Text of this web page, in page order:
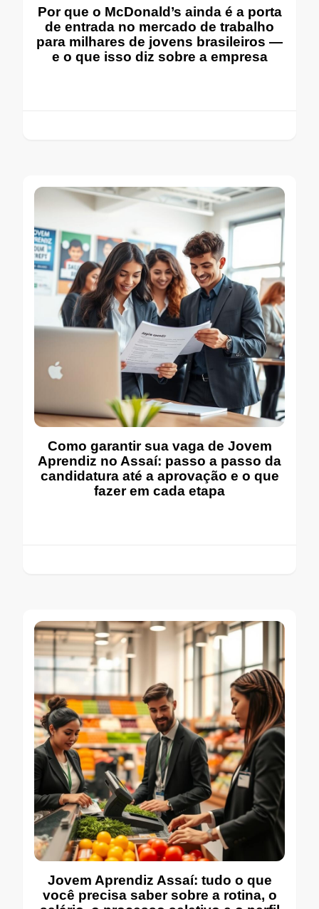
Por que o McDonald’s ainda é a porta
de entrada no mercado de trabalho
para milhares de jovens brasileiros —
e o que isso diz sobre a empresa
Como garantir sua vaga de Jovem
Aprendiz no Assaí: passo a passo da
candidatura até a aprovação e o que
fazer em cada etapa
Jovem Aprendiz Assaí: tudo o que
você precisa saber sobre a rotina, o